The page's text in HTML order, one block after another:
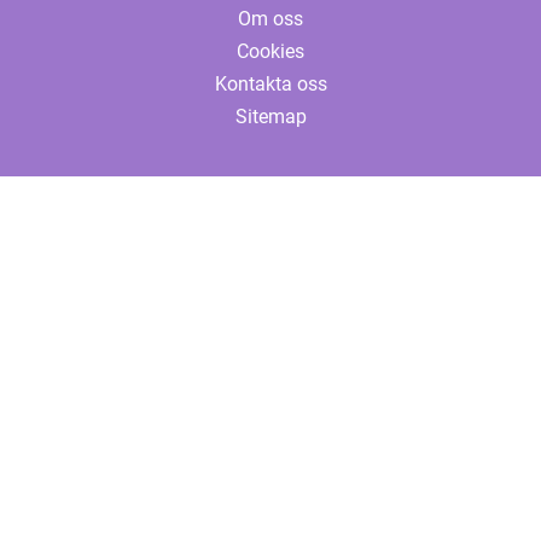
Om oss
Cookies
Kontakta oss
Sitemap